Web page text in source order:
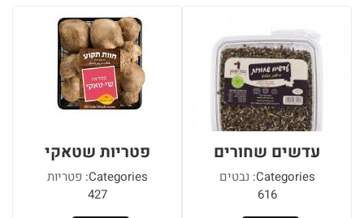
עדשים שחורים
Categories: נבטים
616
פטריות שטאקי
Categories: פטריות
427